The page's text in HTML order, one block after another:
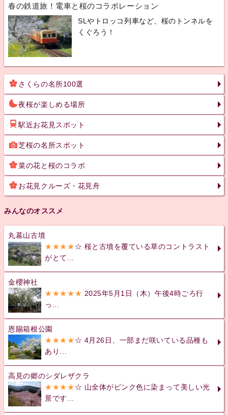
春の鉄道旅！電車と桜のコラボレーション
SLやトロッコ列車など、桜のトンネルを
くぐろう！
さくらの名所100選
夜桜が楽しめる場所
駅近お花見スポット
芝桜の名所スポット
菜の花と桜のコラボ
お花見クルーズ・花見舟
みんなのオススメ
丸墓山古墳
★★★★☆ 桜と古墳を覆ている草のコントラスト
がとて...
金櫻神社
★★★★★ 2025年5月1日（木）午後4時ごろ行
っ...
恩賜箱根公園
★★★★☆ 4月26日、一部まだ咲いている品種も
あり...
高見の郷のシダレザクラ
★★★★☆ 山全体がピンク色に染まって美しい光
景です...